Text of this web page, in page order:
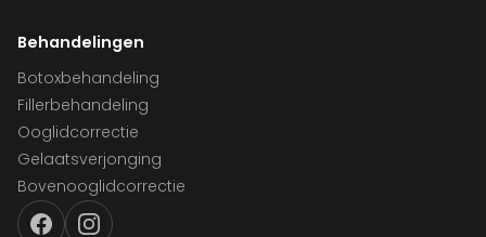
Behandelingen
Botoxbehandeling
Fillerbehandeling
Ooglidcorrectie
Gelaatsverjonging
Bovenooglidcorrectie